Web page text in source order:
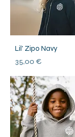
Lil' Zipo Navy
Prix
35,00 €